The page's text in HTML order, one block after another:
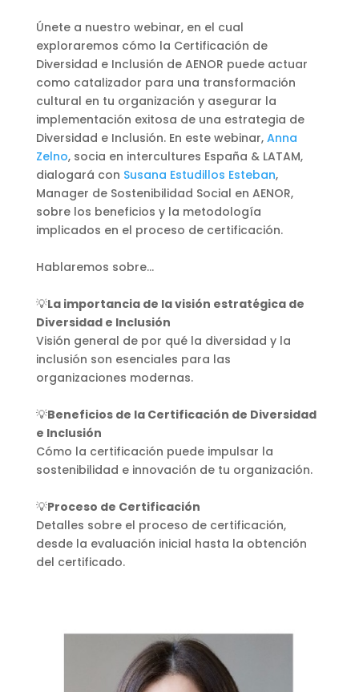
Únete a nuestro webinar, en el cual
exploraremos cómo la Certificación de
Diversidad e Inclusión de AENOR puede actuar
como catalizador para una transformación
cultural en tu organización y asegurar la
implementación exitosa de una estrategia de
Diversidad e Inclusión. En este webinar, Anna
Zelno, socia en intercultures España & LATAM,
dialogará con Susana Estudillos Esteban,
Manager de Sostenibilidad Social en AENOR,
sobre los beneficios y la metodología
implicados en el proceso de certificación.
Hablaremos sobre…
💡La importancia de la visión estratégica de
Diversidad e Inclusión
Visión general de por qué la diversidad y la
inclusión son esenciales para las
organizaciones modernas.
💡Beneficios de la Certificación de Diversidad
e Inclusión
Cómo la certificación puede impulsar la
sostenibilidad e innovación de tu organización.
💡Proceso de Certificación
Detalles sobre el proceso de certificación,
desde la evaluación inicial hasta la obtención
del certificado.